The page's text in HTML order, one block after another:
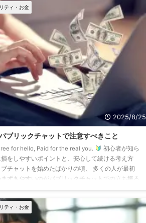
ティ・お金
2025/8/25
ブリックチャットで注意すべきこと
for hello, Paid for the real you.
初心者が知ら
をしやすいポイントと、安心して続ける考え方
ブチャットを始めたばかりの頃、 多くの人が最初
まずきやすいのがパブリックチャットでの立ち振る
いのか迷う 頑張っているのに結果が出ない こう
悩みは、スキル不足ではなく 「前提を知らない」
原因のケースがほとんどです。 この記事では、
ティ・お金